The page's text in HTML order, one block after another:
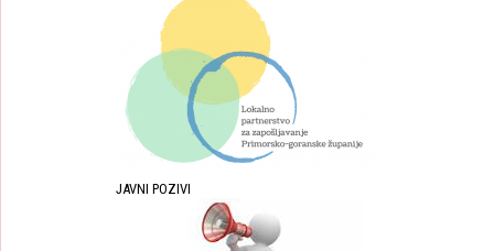
JAVNI POZIVI